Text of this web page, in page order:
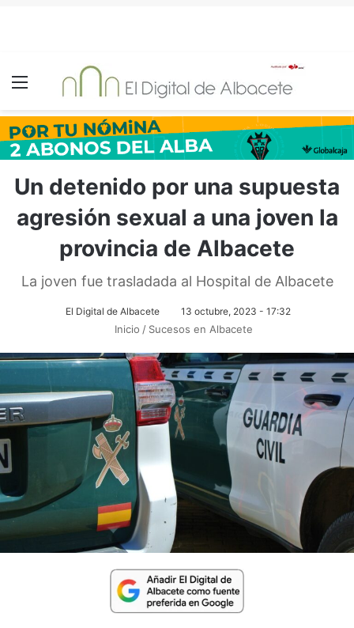
Menú
Un detenido por una supuesta
agresión sexual a una joven la
provincia de Albacete
La joven fue trasladada al Hospital de Albacete
El Digital de Albacete 13 octubre, 2023 - 17:32
Inicio / Sucesos en Albacete